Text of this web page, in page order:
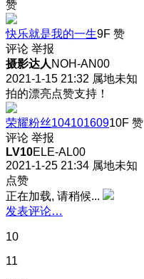
赞
快乐就是我的一生9F 赞
评论 举报
摄影达人 NOH-AN00
2021-1-15 21:32 属地未知
拍的漂亮点赞支持！
荣耀粉丝10410160910F 赞
评论 举报
LV10ELE-AL00
2021-1-25 21:34 属地未知
点赞
正在加载, 请稍候...
发表评论…
10
11